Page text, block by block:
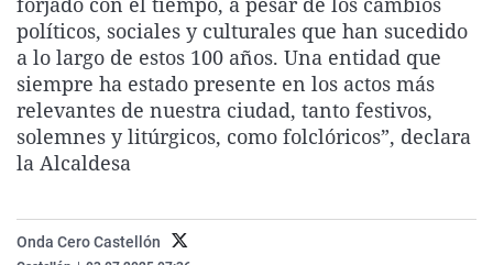
La rosa de los vientos
Gente viajera
Como el perro y el
Caso
Retornados
Equipo de
Operación Viuda
Extremadura
Galicia
La Rioja
Navarra
Virales
Televisión
Elecciones
políticos, sociales y culturales que han sucedido
a lo largo de estos 100 años. Una entidad que
siempre ha estado presente en los actos más
relevantes de nuestra ciudad, tanto festivos,
solemnes y litúrgicos, como folclóricos”, declara
la Alcaldesa
Onda Cero Castellón